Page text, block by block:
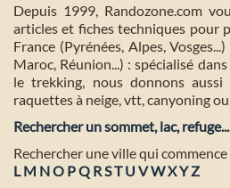
Depuis 1999, Randozone.com
articles et fiches techniques pour
France (Pyrénées, Alpes,
Maroc, Réunion...) : spécialisé
le trekking, nous donnons
raquettes à neige, vtt, canyoning
Rechercher un sommet, lac, refuge...
Rechercher une ville qui commence
L M NO PQ RST U VWXYZ